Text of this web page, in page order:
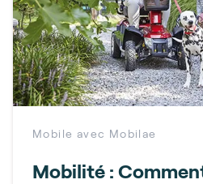
Mobile avec Mobilae
Mobilité :